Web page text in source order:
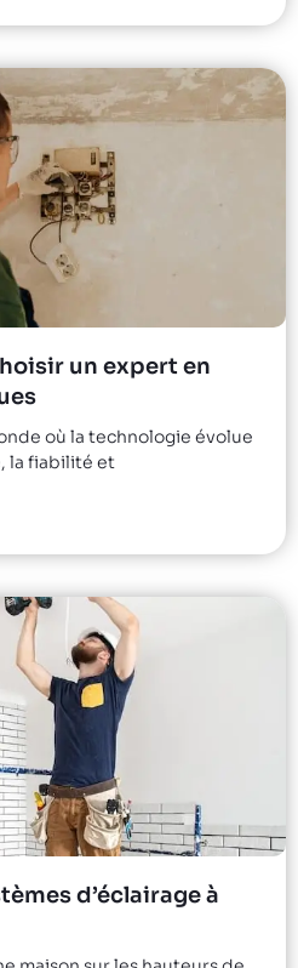
un expert en
où la technologie évolue
la fiabilité et
d’éclairage à